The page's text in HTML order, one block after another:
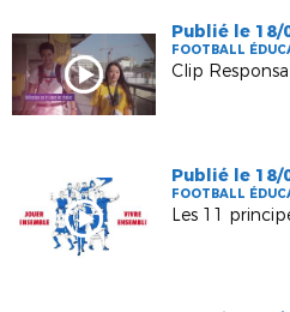
Publié le 18/
FOOTBALL
Publié le 18/
FOOTBALL